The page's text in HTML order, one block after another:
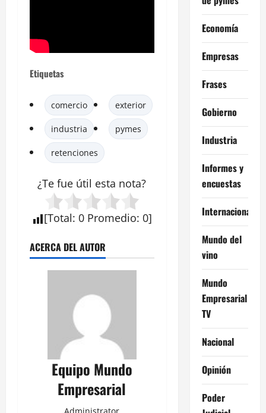
Etiquetas
comercio exterior
industria pymes
retenciones
¿Te fue útil esta nota?
[Total: 0 Promedio: 0]
ACERCA DEL AUTOR
Equipo Mundo
Empresarial
Economía
Empresas
Frases
Gobierno
Industria
Informes y
encuestas
Internacional
Mundo del
vino
Mundo
Empresarial
TV
Nacional
Opinión
Poder